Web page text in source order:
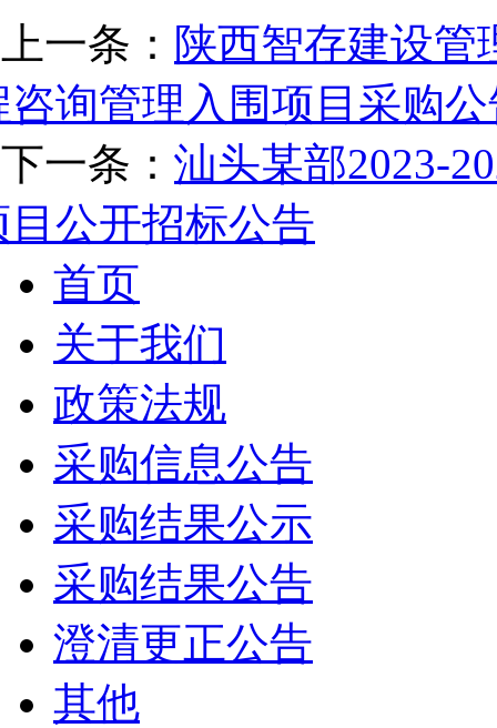
上一条： 陕西智存建设管
咨询管理入围项目采购
下一条： 汕头某部2023-
目公开招标公告
首页
关于我们
政策法规
采购信息公告
采购结果公示
采购结果公告
澄清更正公告
其他